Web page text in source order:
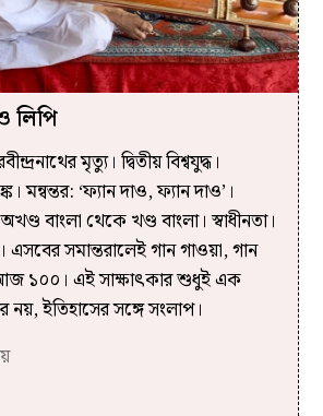
লিপি
মৃত্যু। দ্বিতীয় বিশ্বযুদ্ধ।
মন্বন্তর: ‘ফ্যান দাও, ফ্যান দাও’।
অখণ্ড বাংলা থেকে খণ্ড বাংলা। স্বাধীনতা।
সমান্তরালেই গান গাওয়া, গান
১০০। এই সাক্ষাৎকার শুধুই এক
নয়, ইতিহাসের সঙ্গে সংলাপ।